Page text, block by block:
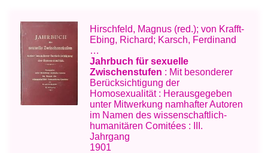
Hirschfeld, Magnus (red.); von Krafft-
Ebing, Richard; Karsch, Ferdinand
…
Jahrbuch für sexuelle
Zwischenstufen : Mit besonderer
Berücksichtigung der
Homosexualität : Herausgegeben
unter Mitwerkung namhafter Autoren
im Namen des wissenschaftlich-
humanitären Comitées : III.
Jahrgang
1901